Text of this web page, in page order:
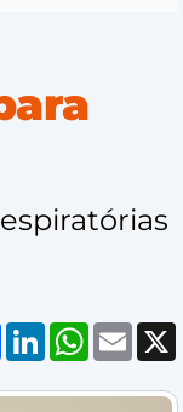
Facebook
LinkedInWhatsApp
Email